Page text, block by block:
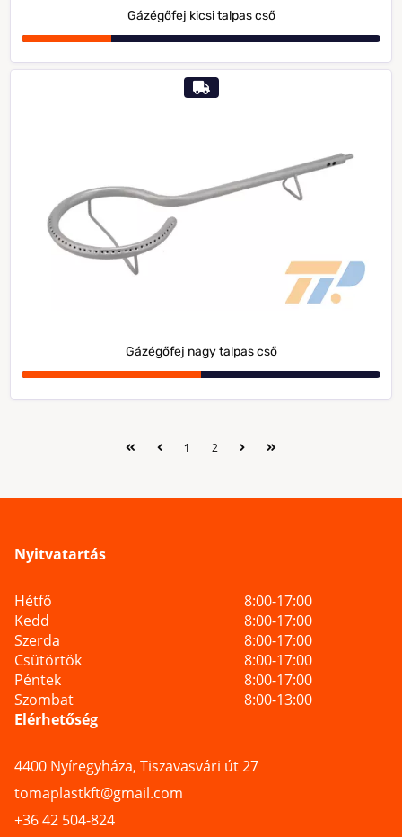
Gázégőfej kicsi talpas cső
Gázégőfej nagy talpas cső
1 2
Nyitvatartás
Hétfő
8:00-17:00
Kedd
8:00-17:00
Szerda
8:00-17:00
Csütörtök
8:00-17:00
Péntek
8:00-17:00
Szombat
8:00-13:00
Elérhetőség
4400 Nyíregyháza, Tiszavasvári út 27
tomaplastkft@gmail.com
+36 42 504-824